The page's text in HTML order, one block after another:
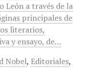
León a través de la
principales de
literarios,
y ensayo, de…
Nobel, Editoriales,